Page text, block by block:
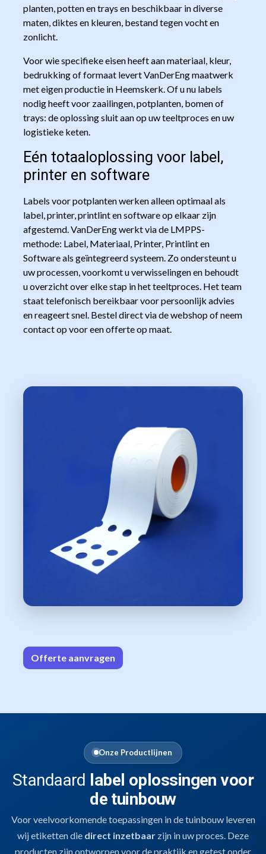
planten, potten en trays en beschikbaar in diverse
maten, diktes en kleuren, bestand tegen vocht en
zonlicht.
Voor wie specifieke eisen heeft aan materiaal, kleur,
bedrukking of formaat levert VanDerEng maatwerk
met eigen productie in Heemskerk. Of u nu labels
nodig heeft voor zaailingen, potplanten, bomen of
trays: de oplossing sluit aan op uw teeltproces en uw
logistieke keten.
Eén totaaloplossing voor label,
printer en software
Labels voor potplanten werken alleen optimaal als
label, printer, printlint en software op elkaar zijn
afgestemd. VanDerEng werkt via de LMPPS-
methode: Label, Materiaal, Printer, Printlint en
Software als geïntegreerd systeem. Zo ondersteunt u
uw processen, voorkomt u verwisselingen en behoudt
u overzicht over elke stap in het teeltproces. Het team
staat telefonisch bereikbaar voor persoonlijk advies
en reageert snel. Bestel direct via de webshop of neem
contact op voor een offerte op maat.
Offerte aan​​vrag​​en
Onze Productlijnen
Standaard label oplossingen voor
de tuinbouw
Voor veelvoorkomende toepassingen in de tuinbouw leveren
wij etiketten die direct inzetbaar zijn in uw proces. Deze
producten zijn ontworpen voor de praktijk en getest onder